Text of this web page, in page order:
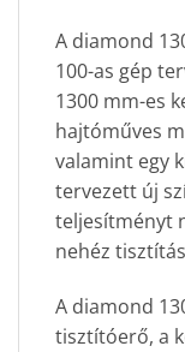
A diamond
100-as gép
1300 mm-es
hajtóműves
valamint egy
tervezett új
teljesítményt
nehéz
A diamond
tisztítóerő, a